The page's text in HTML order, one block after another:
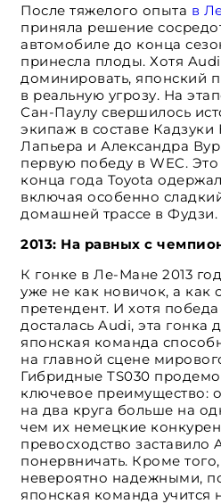
После тяжелого опыта в
приняла решение
автомобиле до конца
принесла плоды. Хотя
доминировать, японский
в реальную угрозу. На
Сан-Паулу свершилось
экипаж в составе
Лапьера и Александра
первую победу в WEC.
конца года Toyota
включая особенно
домашней трассе в Фудзи.
2013: На равных с
К гонке в Ле-Мане 2013
уже не как новичок, а как
претендент. И хотя
досталась Audi, эта гонка
японская команда
на главной сцене
Гибридные TS030
ключевое преимущество:
на два круга больше на
чем их немецкие
превосходство заставило
понервничать. Кроме
невероятно надежными,
японская команда учится